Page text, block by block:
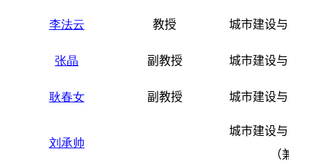
李法云 教授 城市建设与生
张晶 副教授 城市建设与生
耿春女 副教授 城市建设与生
刘承帅
城市建设与生
（兼职